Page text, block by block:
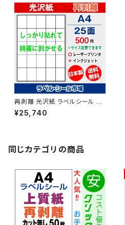
再剥離 光沢紙 ラベルシール レ
ーザープリンター専用 A4-25
面 シール用紙 500枚 T5Y5Cr
¥25,740
同じカテゴリの商品